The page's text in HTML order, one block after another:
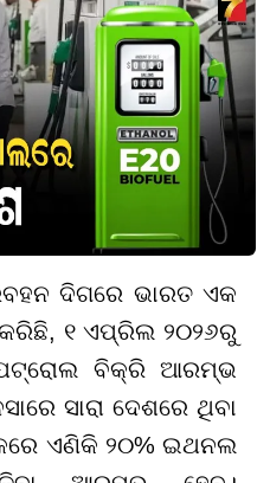
ଦିଗରେ ଭାରତ ଏକ
୧ ଏପ୍ରିଲ ୨୦୨୬ରୁ
ବିକ୍ରି ଆରମ୍ଭ
ସାରା ଦେଶରେ ଥିବା
ଏଣିକି ୨୦% ଇଥନଲ